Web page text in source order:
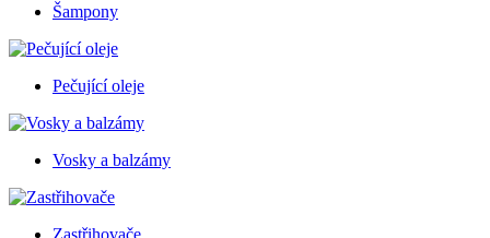
Šampony
Pečující oleje
Vosky a balzámy
Zastřihovače